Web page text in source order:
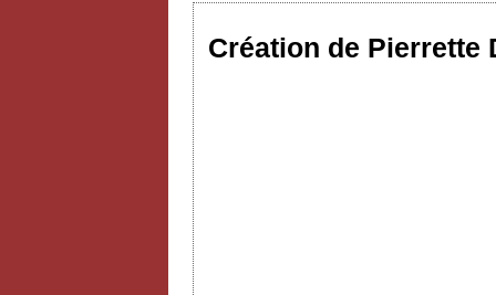
Création de Pierrette